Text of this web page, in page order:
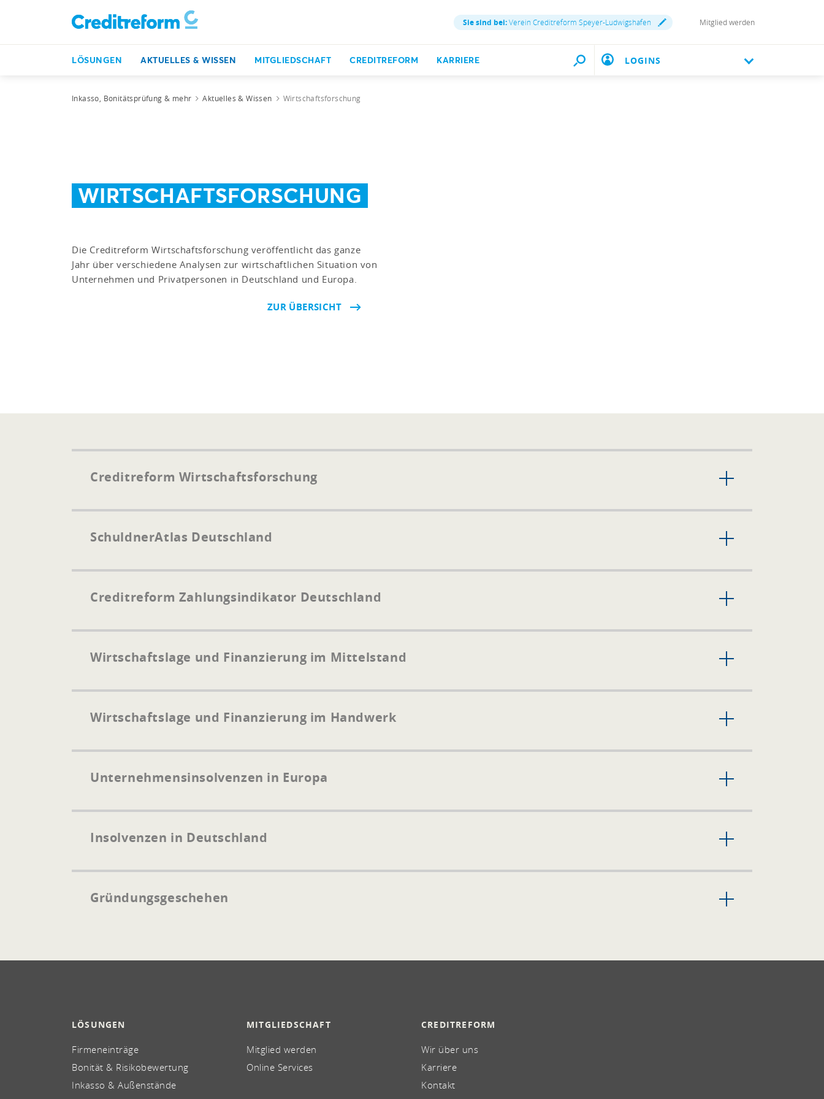
Sie sind bei:Verein Creditreform Speyer-Ludwigshafen Mitglied werden
LÖSUNGEN AKTUELLES & WISSEN MITGLIEDSCHAFT CREDITREFORM KARRIERE LOGINS
Inkasso, Bonitätsprüfung & mehr Aktuelles & Wissen Wirtschaftsforschung
WIRTSCHAFTSFORSCHUNG
Die Creditreform Wirtschaftsforschung veröffentlicht das ganze
Jahr über verschiedene Analysen zur wirtschaftlichen Situation von
Unternehmen und Privatpersonen in Deutschland und Europa.
ZUR ÜBERSICHT
Creditreform Wirtschaftsforschung
SchuldnerAtlas Deutschland
Creditreform Zahlungsindikator Deutschland
Wirtschaftslage und Finanzierung im Mittelstand
Wirtschaftslage und Finanzierung im Handwerk
Unternehmensinsolvenzen in Europa
Insolvenzen in Deutschland
Gründungsgeschehen
LÖSUNGEN
Firmeneinträge
Bonität & Risikobewertung
Inkasso & Außenstände
MITGLIEDSCHAFT
Mitglied werden
Online Services
CREDITREFORM
Wir über uns
Karriere
Kontakt